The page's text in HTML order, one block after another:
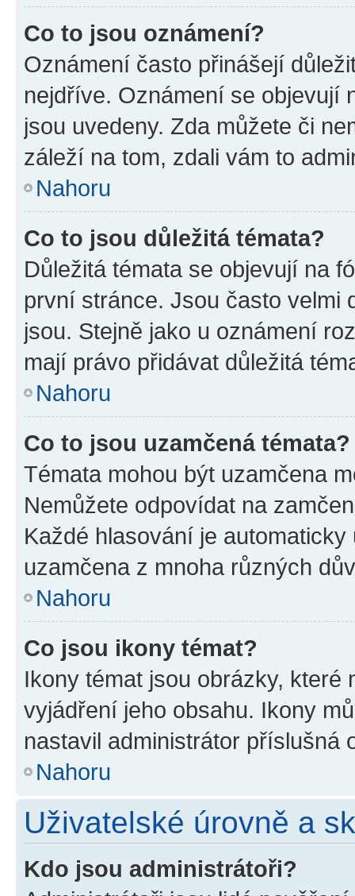
Co to jsou oznámení?
Oznámení často přinášejí
nejdříve. Oznámení se objevují
jsou uvedeny. Zda můžete či
záleží na tom, zdali vám to
Nahoru
Co to jsou důležitá témata?
Důležitá témata se objevují na
první stránce. Jsou často velmi
jsou. Stejně jako u oznámení
mají právo přidávat důležitá
Nahoru
Co to jsou uzamčená témata?
Témata mohou být uzamčena
Nemůžete odpovídat na
Každé hlasování je
uzamčena z mnoha různých
Nahoru
Co jsou ikony témat?
Ikony témat jsou obrázky,
vyjádření jeho obsahu. Ikony
nastavil administrátor příslušná
Nahoru
Uživatelské úrovně a
Kdo jsou administrátoři?